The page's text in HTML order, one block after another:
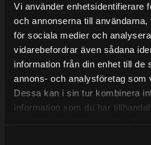
Vi använder enhetsidentifierare
och annonserna till
för sociala medier och
vidarebefordrar även sådana
information från din enhet till de
annons- och analysföretag som
Dessa kan i sin tur kombinera
information som du har
Lunchstängt 12:00-13:00
Tel: 031- 51 66 60
E-post: